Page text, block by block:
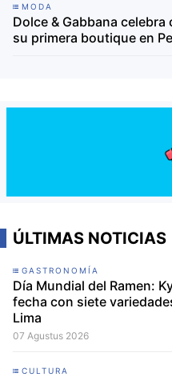
MODA
Dolce & Gabbana
su primera boutique en
ÚLTIMAS NOTICIAS
GASTRONOMÍA
Día Mundial del Ramen:
fecha con siete
Lima
07 Agustus 2026
CULTURA